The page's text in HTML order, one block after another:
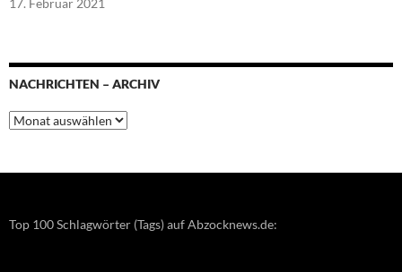
17. Februar 2021
NACHRICHTEN – ARCHIV
Nachrichten
–
Top 100 Schlagwörter (Tags) auf Abzocknews.de: